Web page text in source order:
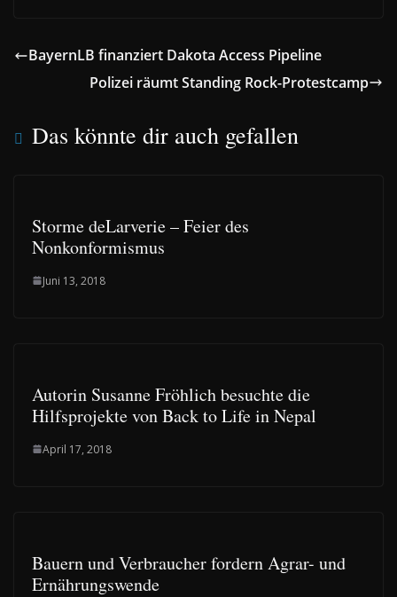
BayernLB finanziert Dakota Access Pipeline
Polizei räumt Standing Rock-Protestcamp
Das könnte dir auch gefallen
Storme deLarverie – Feier des
Nonkonformismus
Juni 13, 2018
Autorin Susanne Fröhlich besuchte die
Hilfsprojekte von Back to Life in Nepal
April 17, 2018
Bauern und Verbraucher fordern Agrar- und
Ernährungswende